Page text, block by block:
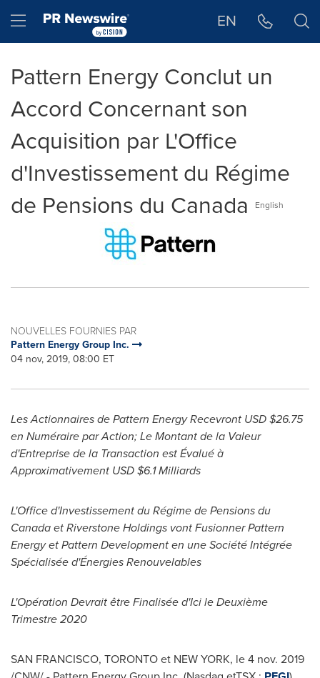
Hamburger menu EN
Pattern Energy Conclut un
Accord Concernant son
Acquisition par L'Office
d'Investissement du Régime
de Pensions du Canada
English
NOUVELLES FOURNIES PAR
Pattern Energy Group Inc.
04 nov, 2019, 08:00 ET
Les Actionnaires de Pattern Energy Recevront USD$26.75
en Numéraire par Action;Le Montant de la Valeur
d'Entreprise de la Transaction est Évalué à
Approximativement USD$6.1Milliards
L'Office d'Investissement du Régime de Pensions du
Canadaet Riverstone Holdings vont Fusionner Pattern
Energy et Pattern Development en une Société Intégrée
Spécialisée d'Énergies Renouvelables
L'Opération Devrait être Finalisée d'Ici le Deuxième
Trimestre 2020
SAN FRANCISCO, TORONTOet NEW YORK, le4 nov. 2019